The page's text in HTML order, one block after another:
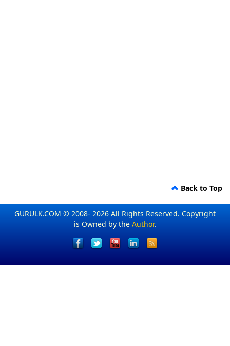
Back to Top
GURULK.COM © 2008- 2026 All Rights Reserved. Copyright
is Owned by the Author.